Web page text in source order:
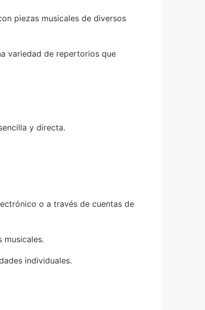
piezas musicales de diversos
variedad de repertorios que
y directa.
o a través de cuentas de
musicales.
individuales.